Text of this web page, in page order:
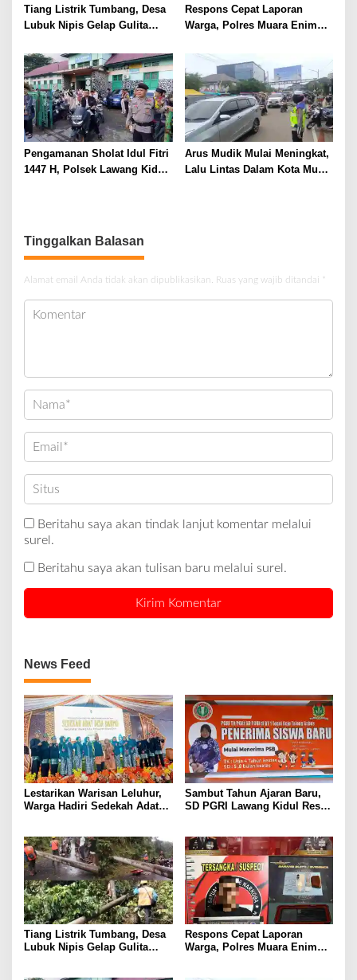
Tiang Listrik Tumbang, Desa
Lubuk Nipis Gelap Gulita
Respons Cepat Laporan
Warga, Polres Muara Enim
Pedesaan
Pengamanan Sholat Idul Fitri
1447 H, Polsek Lawang Kidul
Arus Mudik Mulai Meningkat,
Lalu Lintas Dalam Kota Muara
Tinggalkan Balasan
Alamat email Anda tidak akan dipublikasikan. Ruas yang wajib ditandai *
Beritahu saya akan tindak lanjut komentar melalui
surel.
Beritahu saya akan tulisan baru melalui surel.
News Feed
Lestarikan Warisan Leluhur,
Warga Hadiri Sedekah Adat
Sambut Tahun Ajaran Baru,
SD PGRI Lawang Kidul Resmi
Tiang Listrik Tumbang, Desa
Lubuk Nipis Gelap Gulita
Respons Cepat Laporan
Warga, Polres Muara Enim